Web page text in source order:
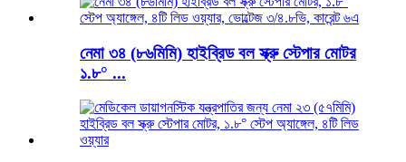
নেমা ৩৪ (৮৬মিমি) হাইব্রিড বল স্ক্রু স্টেপার মোটর
১.৮° ...